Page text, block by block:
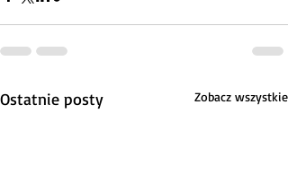
Ostatnie posty Zobacz wszystkie